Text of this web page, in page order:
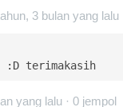
3 bulan yang lalu
:D terimakasih
yang lalu · 0 jempol